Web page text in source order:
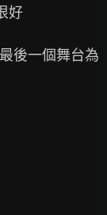
後一個舞台為